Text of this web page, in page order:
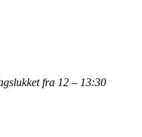
fra 12 – 13:30